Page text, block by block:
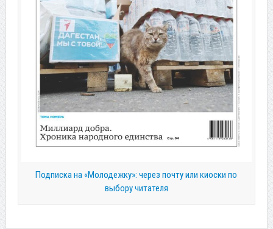
Подписка на «Молодежку»: через почту или киоски по
выбору читателя